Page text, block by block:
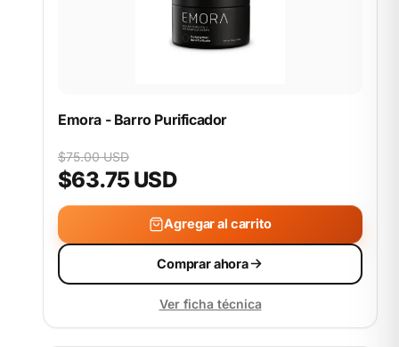
Emora - Barro Purificador
$75.00 USD
$63.75 USD
Agregar al carrito
Comprar ahora
Ver ficha técnica